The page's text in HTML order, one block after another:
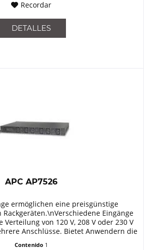
Recordar
DETALLES
APC AP7526
ermöglichen eine preisgünstige
Eingänge
von 120 V, 208 V oder 230 V
Anschlüsse. Bietet Anwendern die
Contenido 1